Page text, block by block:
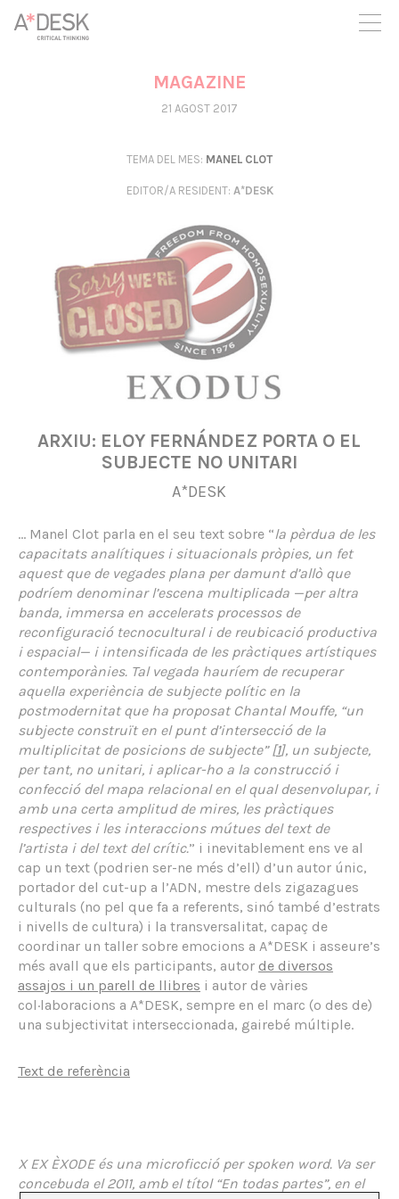
seguim necessitant-te per a poder seguir endavant. Ara pots
participar del projecte i recolzar-lo.
MAGAZINE
21 AGOST 2017
TEMA DEL MES: MANEL CLOT
EDITOR/A RESIDENT: A*DESK
ARXIU: ELOY FERNÁNDEZ PORTA O EL
SUBJECTE NO UNITARI
A*DESK
… Manel Clot parla en el seu text sobre “la pèrdua de les
capacitats analítiques i situacionals pròpies, un fet
aquest que de vegades plana per damunt d’allò que
podríem denominar l’escena multiplicada —per altra
banda, immersa en accelerats processos de
reconfiguració tecnocultural i de reubicació productiva
i espacial— i intensificada de les pràctiques artístiques
contemporànies. Tal vegada hauríem de recuperar
aquella experiència de subjecte polític en la
postmodernitat que ha proposat Chantal Mouffe, “un
subjecte construït en el punt d’intersecció de la
multiplicitat de posicions de subjecte” [1], un subjecte,
per tant, no unitari, i aplicar-ho a la construcció i
confecció del mapa relacional en el qual desenvolupar, i
amb una certa amplitud de mires, les pràctiques
respectives i les interaccions mútues del text de
l’artista i del text del crític.” i inevitablement ens ve al
cap un text (podrien ser-ne més d’ell) d’un autor únic,
portador del cut-up a l’ADN, mestre dels zigazagues
culturals (no pel que fa a referents, sinó també d’estrats
i nivells de cultura) i la transversalitat, capaç de
coordinar un taller sobre emocions a A*DESK i asseure’s
més avall que els participants, autor de diversos
assajos i un parell de llibres i autor de vàries
col·laboracions a A*DESK, sempre en el marc (o des de)
una subjectivitat interseccionada, gairebé múltiple.
Text de referència
X EX ÈXODE és una microficció per spoken word. Va ser
concebuda el 2011, amb el títol “En todas partes”, en el